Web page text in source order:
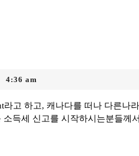
4:36 am
득세 신고를 시작하시는분들께